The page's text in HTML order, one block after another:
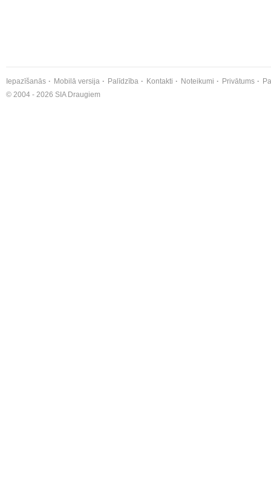
Iepazīšanās Mobilā versija Palīdzība Kontakti Noteikumi Privātums
© 2004 - 2026 SIA Draugiem